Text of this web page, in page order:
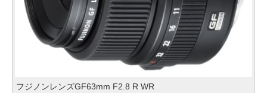
フジノンレンズGF63mm F2.8 R WR